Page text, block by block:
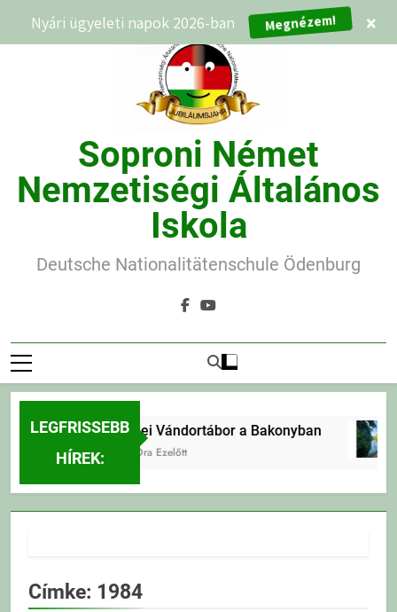
Soproni Német
Nemzetiségi Általános
Iskola
Deutsche Nationalitätenschule Ödenburg
LEGFRISSEBB
HÍREK:
Erdei Vándortábor a Bakonyban
13 Óra Ezelőtt
Címke: 1984
Nyári ügyeleti napok 2026-ban Megnézem! ×